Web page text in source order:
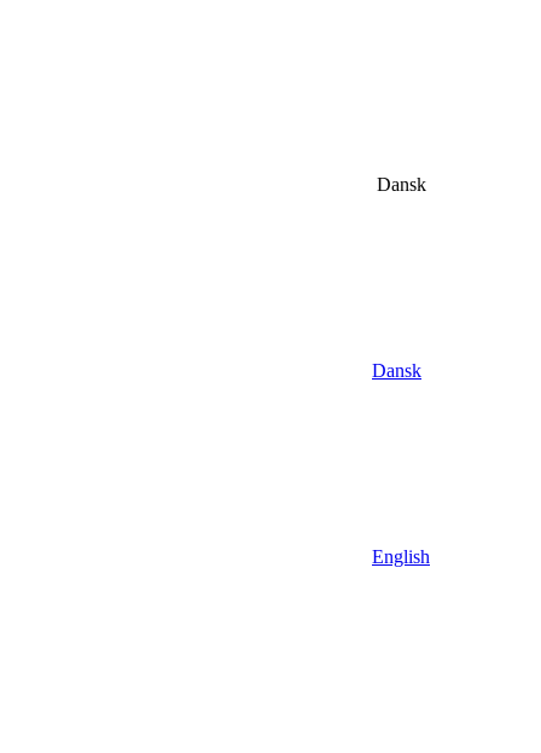
Dansk
Dansk
English